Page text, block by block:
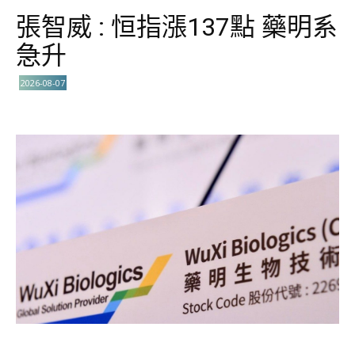
張智威 : 恒指漲137點 藥明系
急升
2026-08-07